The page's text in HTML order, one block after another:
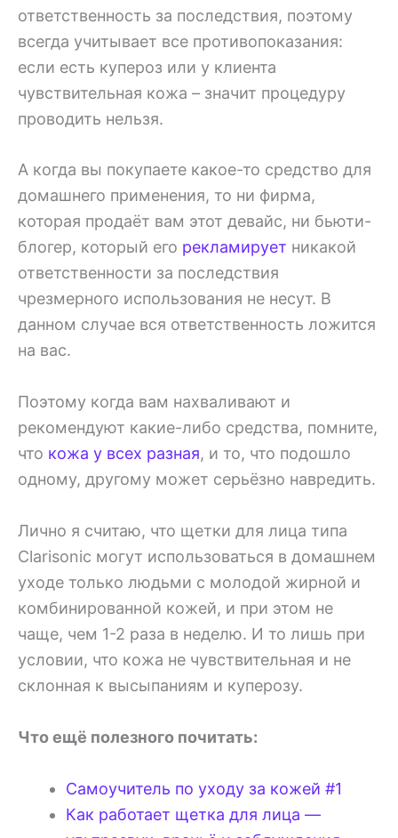
ответственность за последствия, поэтому
всегда учитывает все противопоказания:
если есть купероз или у клиента
чувствительная кожа – значит процедуру
проводить нельзя.
А когда вы покупаете какое-то средство для
домашнего применения, то ни фирма,
которая продаёт вам этот девайс, ни бьюти-
блогер, который его рекламирует никакой
ответственности за последствия
чрезмерного использования не несут. В
данном случае вся ответственность ложится
на вас.
Поэтому когда вам нахваливают и
рекомендуют какие-либо средства, помните,
что кожа у всех разная, и то, что подошло
одному, другому может серьёзно навредить.
Лично я считаю, что щетки для лица типа
Clarisonic могут использоваться в домашнем
уходе только людьми с молодой жирной и
комбинированной кожей, и при этом не
чаще, чем 1-2 раза в неделю. И то лишь при
условии, что кожа не чувствительная и не
склонная к высыпаниям и куперозу.
Что ещё полезного почитать:
Самоучитель по уходу за кожей #1
Как работает щетка для лица —